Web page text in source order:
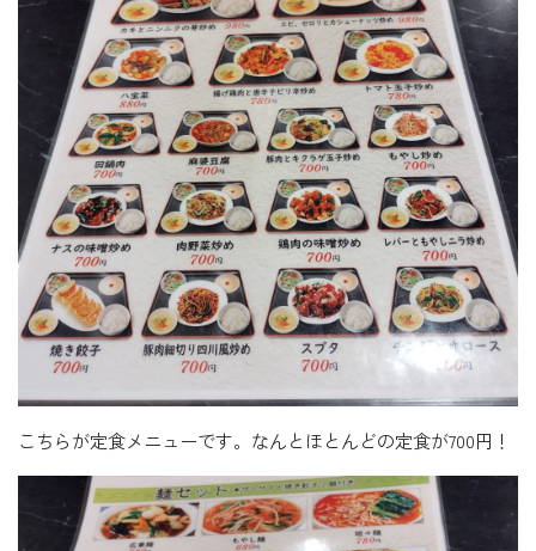
こちらが定食メニューです。なんとほとんどの定食が700円！